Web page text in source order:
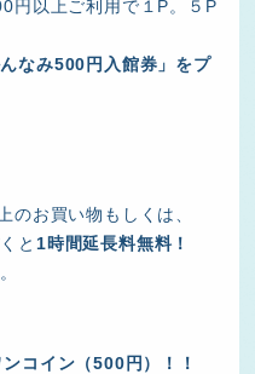
円以上ご利用で１P。５P
んなみ500円入館券」をプ
のお買い物もしくは、
と 1時間延長料無料！
ンコイン（500円）！！